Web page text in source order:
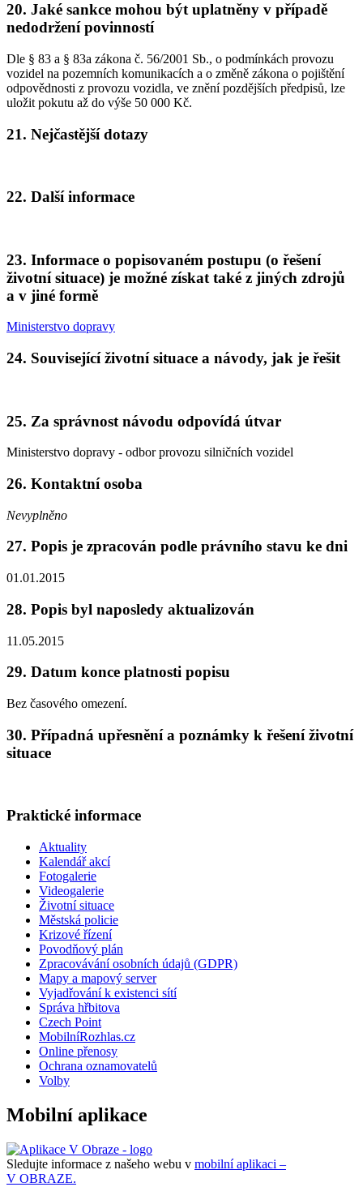
20. Jaké sankce mohou být uplatněny v případě
nedodržení povinností
Dle § 83 a § 83a zákona č. 56/2001 Sb., o podmínkách provozu
vozidel na pozemních komunikacích a o změně zákona o pojištění
odpovědnosti z provozu vozidla, ve znění pozdějších předpisů, lze
uložit pokutu až do výše 50 000 Kč.
21. Nejčastější dotazy
22. Další informace
23. Informace o popisovaném postupu (o řešení
životní situace) je možné získat také z jiných zdrojů
a v jiné formě
Ministerstvo dopravy
24. Související životní situace a návody, jak je řešit
25. Za správnost návodu odpovídá útvar
Ministerstvo dopravy - odbor provozu silničních vozidel
26. Kontaktní osoba
Nevyplněno
27. Popis je zpracován podle právního stavu ke dni
01.01.2015
28. Popis byl naposledy aktualizován
11.05.2015
29. Datum konce platnosti popisu
Bez časového omezení.
30. Případná upřesnění a poznámky k řešení životní
situace
Praktické informace
Aktuality
Kalendář akcí
Fotogalerie
Videogalerie
Životní situace
Městská policie
Krizové řízení
Povodňový plán
Zpracovávání osobních údajů (GDPR)
Mapy a mapový server
Vyjadřování k existenci sítí
Správa hřbitova
Czech Point
MobilníRozhlas.cz
Online přenosy
Ochrana oznamovatelů
Volby
Mobilní aplikace
Sledujte informace z našeho webu v mobilní aplikaci –
V OBRAZE.